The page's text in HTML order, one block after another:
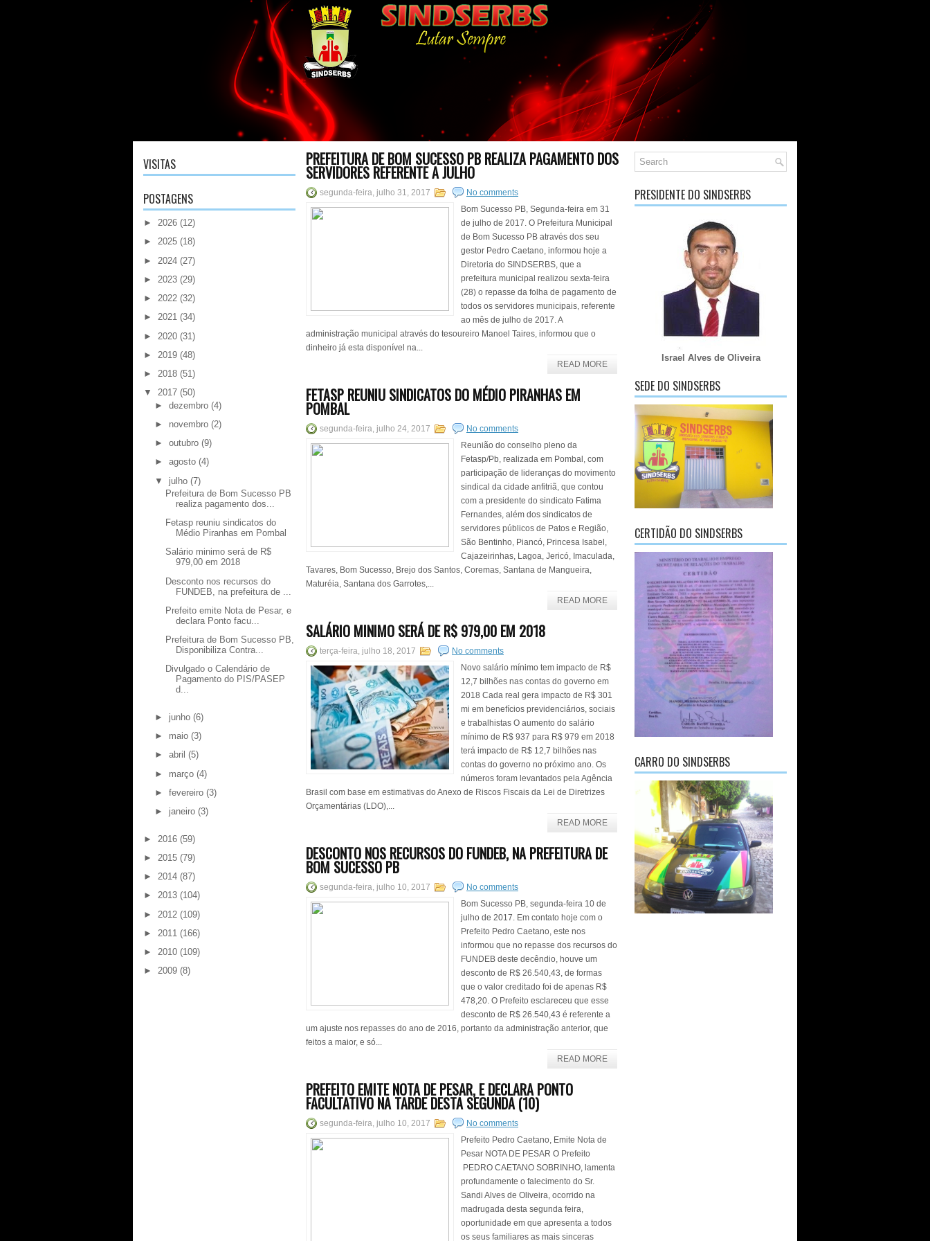
VISITAS
POSTAGENS
► 2026 (12)
► 2025 (18)
► 2024 (27)
► 2023 (29)
► 2022 (32)
► 2021 (34)
► 2020 (31)
► 2019 (48)
► 2018 (51)
▼
2017 (50)
► dezembro (4)
► novembro (2)
► outubro (9)
► agosto (4)
▼
julho (7)
Prefeitura de Bom Sucesso PB
realiza pagamento dos...
Fetasp reuniu sindicatos do
Médio Piranhas em Pombal
Salário minimo será de R$
979,00 em 2018
Desconto nos recursos do
FUNDEB, na prefeitura de ...
Prefeito emite Nota de Pesar, e
declara Ponto facu...
Prefeitura de Bom Sucesso PB,
Disponibiliza Contra...
Divulgado o Calendário de
Pagamento do PIS/PASEP
d...
► junho (6)
► maio (3)
► abril (5)
► março (4)
► fevereiro (3)
► janeiro (3)
► 2016 (59)
► 2015 (79)
► 2014 (87)
► 2013 (104)
► 2012 (109)
► 2011 (166)
► 2010 (109)
► 2009 (8)
PREFEITURA DE BOM SUCESSO PB REALIZA PAGAMENTO DOS
SERVIDORES REFERENTE A JULHO
segunda-feira, julho 31, 2017
No comments
Bom Sucesso PB, Segunda-feira em 31
de julho de 2017. O Prefeitura Municipal
de Bom Sucesso PB através dos seu
gestor Pedro Caetano, informou hoje a
Diretoria do SINDSERBS, que a
prefeitura municipal realizou sexta-feira
(28) o repasse da folha de pagamento de
todos os servidores municipais, referente
ao mês de julho de 2017. A
administração municipal através do tesoureiro Manoel Taires, informou que o
dinheiro já esta disponível na...
READ MORE
FETASP REUNIU SINDICATOS DO MÉDIO PIRANHAS EM
POMBAL
segunda-feira, julho 24, 2017
No comments
Reunião do conselho pleno da
Fetasp/Pb, realizada em Pombal, com
participação de lideranças do movimento
sindical da cidade anfitriã, que contou
com a presidente do sindicato Fatima
Fernandes, além dos sindicatos de
servidores públicos de Patos e Região,
São Bentinho, Piancó, Princesa Isabel,
Cajazeirinhas, Lagoa, Jericó, Imaculada,
Tavares, Bom Sucesso, Brejo dos Santos, Coremas, Santana de Mangueira,
Maturéia, Santana dos Garrotes,...
READ MORE
SALÁRIO MINIMO SERÁ DE R$ 979,00 EM 2018
terça-feira, julho 18, 2017
No comments
Novo salário mínimo tem impacto de R$
12,7 bilhões nas contas do governo em
2018 Cada real gera impacto de R$ 301
mi em benefícios previdenciários, sociais
e trabalhistas O aumento do salário
mínimo de R$ 937 para R$ 979 em 2018
terá impacto de R$ 12,7 bilhões nas
contas do governo no próximo ano. Os
números foram levantados pela Agência
Brasil com base em estimativas do Anexo de Riscos Fiscais da Lei de Diretrizes
Orçamentárias (LDO),...
READ MORE
DESCONTO NOS RECURSOS DO FUNDEB, NA PREFEITURA DE
BOM SUCESSO PB
segunda-feira, julho 10, 2017
No comments
Bom Sucesso PB, segunda-feira 10 de
julho de 2017. Em contato hoje com o
Prefeito Pedro Caetano, este nos
informou que no repasse dos recursos do
FUNDEB deste decêndio, houve um
desconto de R$ 26.540,43, de formas
que o valor creditado foi de apenas R$
478,20. O Prefeito esclareceu que esse
desconto de R$ 26.540,43 é referente a
um ajuste nos repasses do ano de 2016, portanto da administração anterior, que
feitos a maior, e só...
READ MORE
PREFEITO EMITE NOTA DE PESAR, E DECLARA PONTO
FACULTATIVO NA TARDE DESTA SEGUNDA (10)
segunda-feira, julho 10, 2017
No comments
Prefeito Pedro Caetano, Emite Nota de
Pesar NOTA DE PESAR O Prefeito
PEDRO CAETANO SOBRINHO, lamenta
profundamente o falecimento do Sr.
Sandi Alves de Oliveira, ocorrido na
madrugada desta segunda feira,
oportunidade em que apresenta a todos
os seus familiares as mais sinceras
PRESIDENTE DO SINDSERBS
Israel Alves de Oliveira
SEDE DO SINDSERBS
CERTIDÃO DO SINDSERBS
CARRO DO SINDSERBS